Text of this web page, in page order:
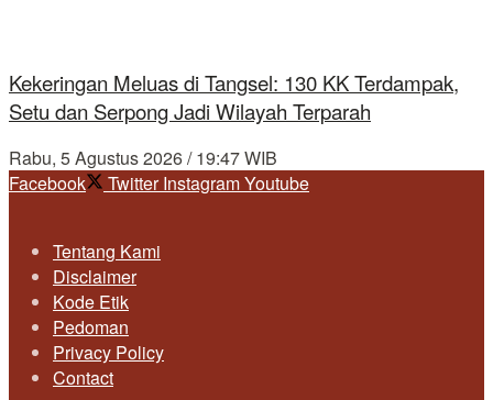
Kekeringan Meluas di Tangsel: 130 KK Terdampak,
Setu dan Serpong Jadi Wilayah Terparah
Rabu, 5 Agustus 2026 / 19:47 WIB
Facebook
Twitter InstagramYoutube
Tentang Kami
Disclaimer
Kode Etik
Pedoman
Privacy Policy
Contact